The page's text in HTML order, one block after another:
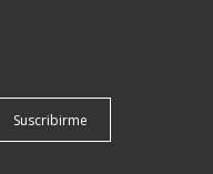
Suscribirme